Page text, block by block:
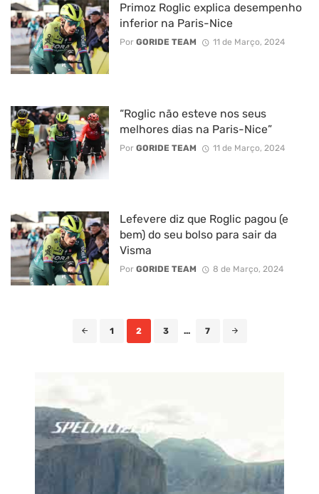
Primoz Roglic explica desempenho
inferior na Paris-Nice
Por GORIDE TEAM 11 de Março, 2024
“Roglic não esteve nos seus
melhores dias na Paris-Nice”
Por GORIDE TEAM 11 de Março, 2024
Lefevere diz que Roglic pagou (e
bem) do seu bolso para sair da
Visma
Por GORIDE TEAM 8 de Março, 2024
1 2 3 ... 7